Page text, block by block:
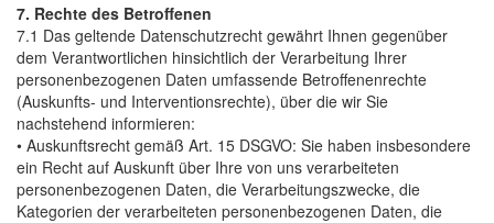
7. Rechte des Betroffenen
7.1 Das geltende Datenschutzrecht gewährt Ihnen gegenüber
dem Verantwortlichen hinsichtlich der Verarbeitung Ihrer
personenbezogenen Daten umfassende Betroffenenrechte
(Auskunfts- und Interventionsrechte), über die wir Sie
nachstehend informieren:
• Auskunftsrecht gemäß Art. 15 DSGVO: Sie haben insbesondere
ein Recht auf Auskunft über Ihre von uns verarbeiteten
personenbezogenen Daten, die Verarbeitungszwecke, die
Kategorien der verarbeiteten personenbezogenen Daten, die